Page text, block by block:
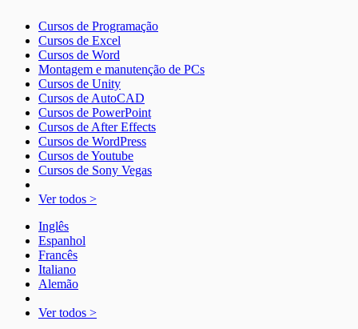
Cursos de Programação
Cursos de Excel
Cursos de Word
Montagem e manutenção de PCs
Cursos de Unity
Cursos de AutoCAD
Cursos de PowerPoint
Cursos de After Effects
Cursos de WordPress
Cursos de Youtube
Cursos de Sony Vegas
Ver todos >
Inglês
Espanhol
Francês
Italiano
Alemão
Ver todos >